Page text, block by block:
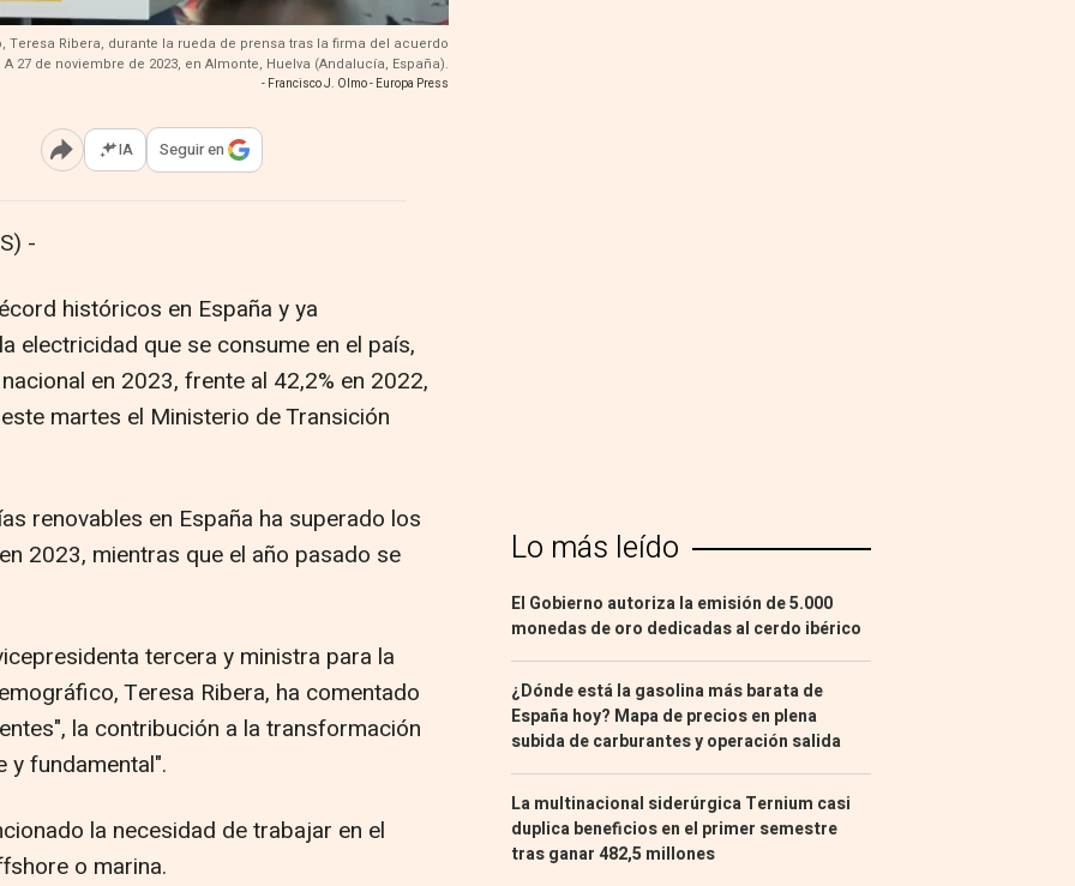
Ribera, durante la rueda de prensa tras la firma del acuerdo
27 de noviembre de 2023, en Almonte, Huelva (Andalucía, España).
- Francisco J. Olmo - Europa Press
Abrir opciones para compartir
IA Seguir en
-
históricos en España y ya
electricidad que se consume en el país,
en 2023, frente al 42,2% en 2022,
martes el Ministerio de Transición
renovables en España ha superado los
2023, mientras que el año pasado se
tercera y ministra para la
Teresa Ribera, ha comentado
la contribución a la transformación
y fundamental".
la necesidad de trabajar en el
o marina.
Lo más leído
El Gobierno autoriza la emisión de 5.000
monedas de oro dedicadas al cerdo ibérico
¿Dónde está la gasolina más barata de
España hoy? Mapa de precios en plena
subida de carburantes y operación salida
La multinacional siderúrgica Ternium casi
duplica beneficios en el primer semestre
tras ganar 482,5 millones